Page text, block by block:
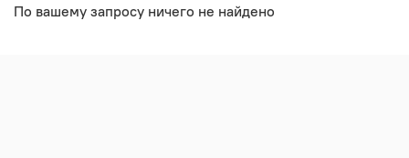
По вашему запросу ничего не найдено